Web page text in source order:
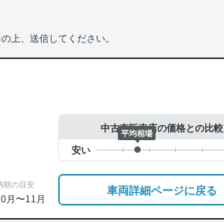
上、送信してください。
期の目安
月〜11月
中古車販売店の価格との比較
平均相場
車両詳細ページに戻る